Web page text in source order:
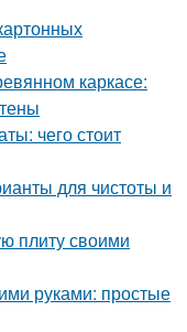
каркасе:
чего стоит
для чистоты и
плиту своими
руками: простые